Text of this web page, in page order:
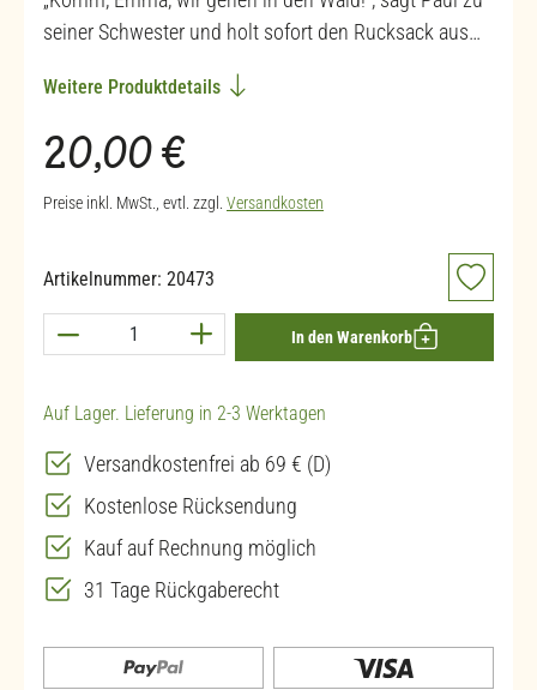
seiner Schwester und holt sofort den Rucksack aus…
Weitere Produktdetails
Regulärer Preis:
20,00 €
Preise inkl. MwSt., evtl. zzgl. Versandkosten
Artikelnummer: 20473
Produkt Anzahl: Gib den gewünschten Wert
In den Warenkorb
Auf Lager. Lieferung in 2-3 Werktagen
Versandkostenfrei ab 69 € (D)
Kostenlose Rücksendung
Kauf auf Rechnung möglich
31 Tage Rückgaberecht